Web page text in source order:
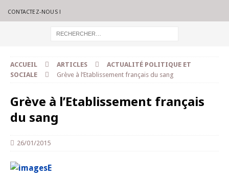
CONTACTEZ-NOUS !
ACCUEIL ARTICLES
ACTUALITÉ POLITIQUE ET
SOCIALE
Grève à l’Etablissement français du sang
Grève à l’Etablissement français
du sang
26/01/2015